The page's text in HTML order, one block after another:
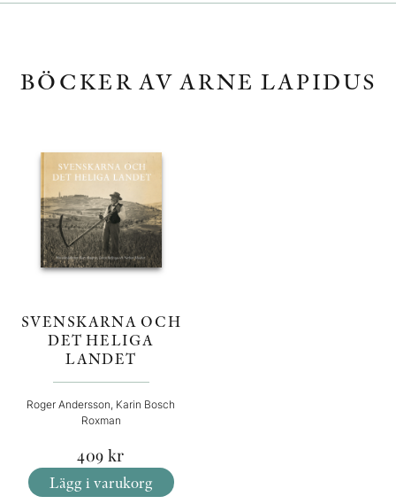
BÖCKER AV ARNE LAPIDUS
SVENSKARNA OCH
DET HELIGA
LANDET
Roger Andersson, Karin Bosch
Roxman
409 kr
Lägg i varukorg